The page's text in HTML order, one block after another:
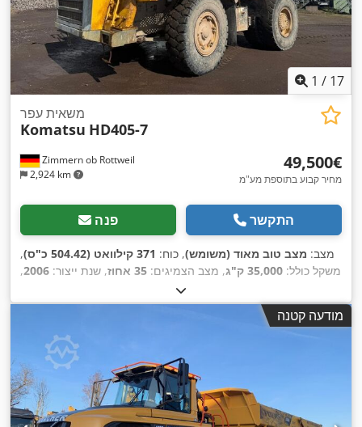
1 / 17
Zimmern ob Rottweil
2,924 km
משאית עפר
Komatsu HD405-7
‏49,500 ‏€
מחיר קבוע בתוספת מע"מ
פנה התקשר
מצב: מצב טוב מאוד (משומש), כוח: 371 קילוואט (504.42 כ"ס)
,
משקל כולל: 35,000 ק"ג , מצב הצמיגים: 35 אחוז , שנת ייצור: 2006
,
מודעה קטנה